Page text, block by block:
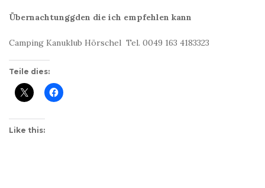
Übernachtunggden die ich empfehlen kann
Camping Kanuklub Hörschel Tel. 0049 163 4183323
Teile dies:
Like this: